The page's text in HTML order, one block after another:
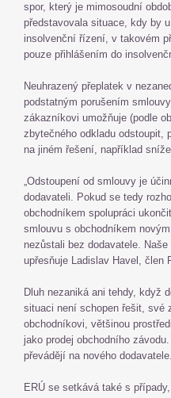
spor, který je mimosoudní
představovala situace, kdy by
insolvenční řízení, v takovém
pouze přihlášením do
Neuhrazený přeplatek v
podstatným porušením
zákazníkovi umožňuje (podle
zbytečného odkladu odstoupit,
na jiném řešení, například
„Odstoupení od smlouvy je
dodavateli. Pokud se tedy
obchodníkem spolupráci
smlouvu s obchodníkem
nezůstali bez dodavatele.
upřesňuje Ladislav Havel, člen
Dluh nezaniká ani tehdy, když
situaci není schopen řešit, své
obchodníkovi, většinou
jako prodej obchodního
převádějí na nového dodavatele.
ERÚ se setkává také s